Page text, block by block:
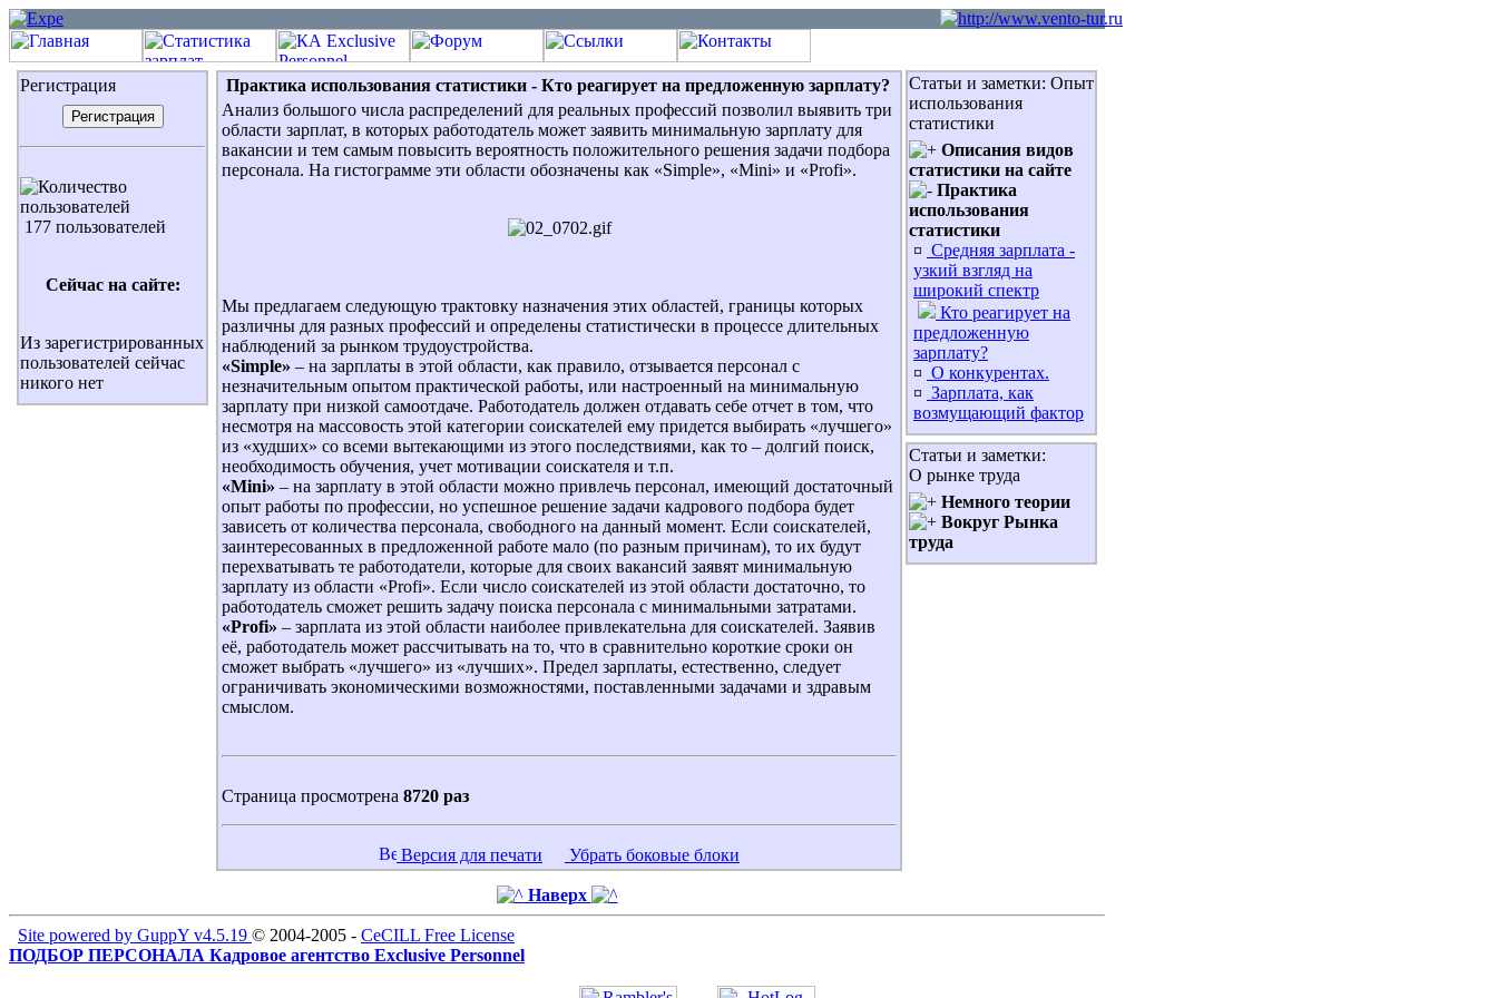
Регистрация
177 пользователей
Сейчас на сайте:
Из зарегистрированных
пользователей сейчас
никого нет
Практика использования статистики - Кто реагирует на предложенную зарплату?
Анализ большого числа распределений для реальных профессий позволил выявить три
области зарплат, в которых работодатель может заявить минимальную зарплату для
вакансии и тем самым повысить вероятность положительного решения задачи подбора
персонала. На гистограмме эти области обозначены как «Simple», «Mini» и «Profi».
Мы предлагаем следующую трактовку назначения этих областей, границы которых
различны для разных профессий и определены статистически в процессе длительных
наблюдений за рынком трудоустройства.
«Simple» – на зарплаты в этой области, как правило, отзывается персонал с
незначительным опытом практической работы, или настроенный на минимальную
зарплату при низкой самоотдаче. Работодатель должен отдавать себе отчет в том, что
несмотря на массовость этой категории соискателей ему придется выбирать «лучшего»
из «худших» со всеми вытекающими из этого последствиями, как то – долгий поиск,
необходимость обучения, учет мотивации соискателя и т.п.
«Mini» – на зарплату в этой области можно привлечь персонал, имеющий достаточный
опыт работы по профессии, но успешное решение задачи кадрового подбора будет
зависеть от количества персонала, свободного на данный момент. Если соискателей,
заинтересованных в предложенной работе мало (по разным причинам), то их будут
перехватывать те работодатели, которые для своих вакансий заявят минимальную
зарплату из области «Profi». Если число соискателей из этой области достаточно, то
работодатель сможет решить задачу поиска персонала с минимальными затратами.
«Profi» – зарплата из этой области наиболее привлекательна для соискателей. Заявив
её, работодатель может рассчитывать на то, что в сравнительно короткие сроки он
сможет выбрать «лучшего» из «лучших». Предел зарплаты, естественно, следует
ограничивать экономическими возможностями, поставленными задачами и здравым
смыслом.
Страница просмотрена 8720 раз
Версия для печати Убрать боковые блоки
Статьи и заметки: Опыт
использования
статистики
Описания видов
статистики на сайте
Практика
использования
статистики
¤ Средняя зарплата -
узкий взгляд на
широкий спектр
Кто реагирует на
предложенную
зарплату?
¤ О конкурентах.
¤ Зарплата, как
возмущающий фактор
Статьи и заметки:
О рынке труда
Немного теории
Вокруг Рынка
труда
Наверх
Site powered by GuppY v4.5.19 © 2004-2005 - CeCILL Free License
ПОДБОР ПЕРСОНАЛА Кадровое агентство Exclusive Personnel